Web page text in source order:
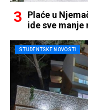
Plaće u
ide sve manje
STUDENTSKE NOVOSTI